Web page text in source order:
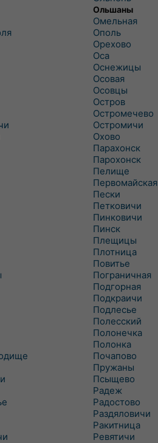
Ольшаны
Омельная
Ополь
Орехово
Оса
Оснежицы
Осовая
Осовцы
Остров
Остромечево
Остромичи
Охово
Парахонск
Парохонск
Пелище
Первомайская
Пески
Петковичи
Пинковичи
Пинск
Плещицы
Плотница
Повитье
Пограничная
Подгорная
Подкраичи
Подлесье
Полесский
Полонечка
Полонка
Почапово
Пружаны
Псыщево
Радеж
Радостово
Раздяловичи
Ракитница
Ревятичи